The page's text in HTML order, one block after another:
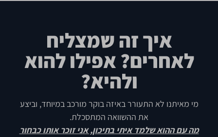
איך זה שמצליח
לאחרים? אפילו להוא
ולהיא?
מי מאיתנו לא התעורר באיזה בוקר מורכב במיוחד, וביצע
את ההשוואה המתסכלת.
מה עם ההוא שלמד איתי בתיכון, אני זוכר אותו כבחור